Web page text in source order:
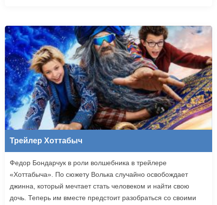
Трейлер Хоттабыч
Федор Бондарчук в роли волшебника в трейлере
«Хоттабыча». По сюжету Волька случайно освобождает
джинна, который мечтает стать человеком и найти свою
дочь. Теперь им вместе предстоит разобраться со своими